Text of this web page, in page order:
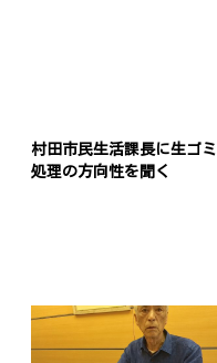
村田市民生活課長に生ゴミ
処理の方向性を聞く